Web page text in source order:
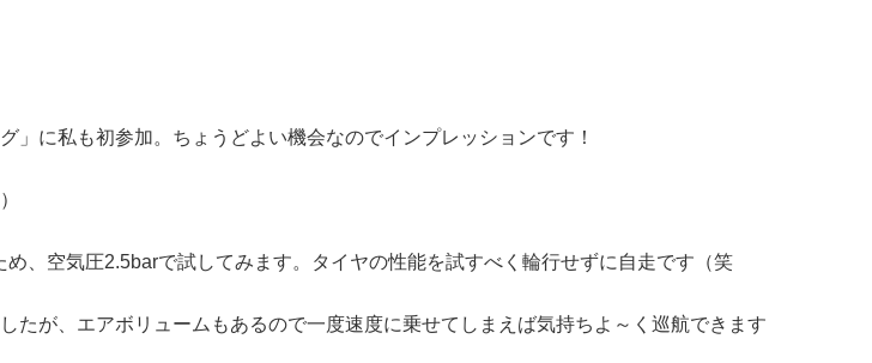
」に私も初参加。ちょうどよい機会なのでインプレッションです！
め、空気圧2.5barで試してみます。タイヤの性能を試すべく輪行せずに自走です（笑
たが、エアボリュームもあるので一度速度に乗せてしまえば気持ちよ～く巡航できます